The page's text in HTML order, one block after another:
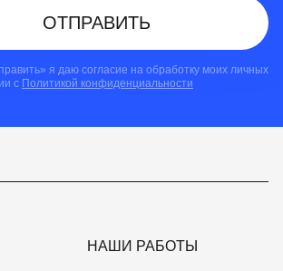
ОТПРАВИТЬ
я даю согласие на обработку моих личных
с Политикой конфиденциальности
НАШИ РАБОТЫ